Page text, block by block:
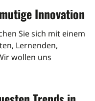
Innovation
Sie sich mit einem
Lernenden,
wollen uns